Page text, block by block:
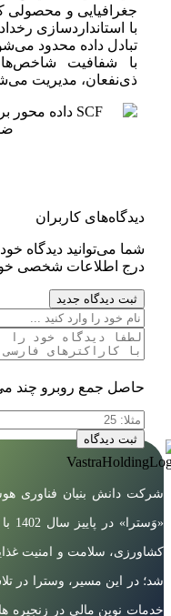
جغرافیایی و محصولی
با استانداردسازی
تبادل داده محدود
با شفافیت
ذی‌نفعان، مدیریت
دیدگاه‌های کاربران
شما می‌توانید دیدگاه
درج اطلاعات شخصی خود
ثبت دیدگاه جدید
حاصل جمع روبرو چند
ثبت دیدگاه
شرکت دانش بنیان فناوری
کشاورزی، سلامت و امنیت
شد؛ در این مسیر، وسترا در
خدمات نوین مالی در زنجیره